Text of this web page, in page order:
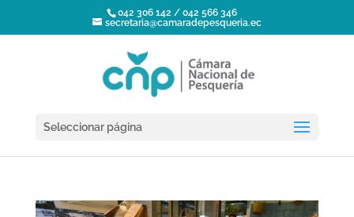
042 306 142 / 042 566 346
secretaria@camaradepesqueria.ec
Seleccionar página